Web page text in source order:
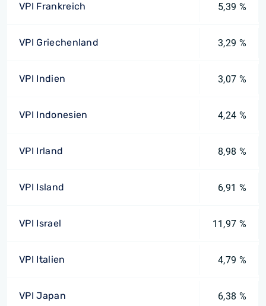
VPI Frankreich 5,39 %
VPI Griechenland 3,29 %
VPI Indien 3,07 %
VPI Indonesien 4,24 %
VPI Irland 8,98 %
VPI Island 6,91 %
VPI Israel 11,97 %
VPI Italien 4,79 %
VPI Japan 6,38 %